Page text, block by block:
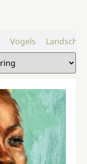
Vogels Landschap